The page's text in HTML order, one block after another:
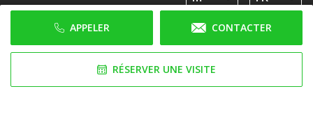
APPELER CONTACTER
RÉSERVER UNE VISITE
Traitement des données personelles
Politique de cookies
SUIVEZ-NOUS SUR